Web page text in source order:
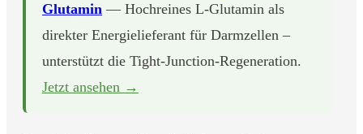
Glutamin — Hochreines L-Glutamin als
direkter Energielieferant für Darmzellen –
unterstützt die Tight-Junction-Regeneration.
Jetzt ansehen →